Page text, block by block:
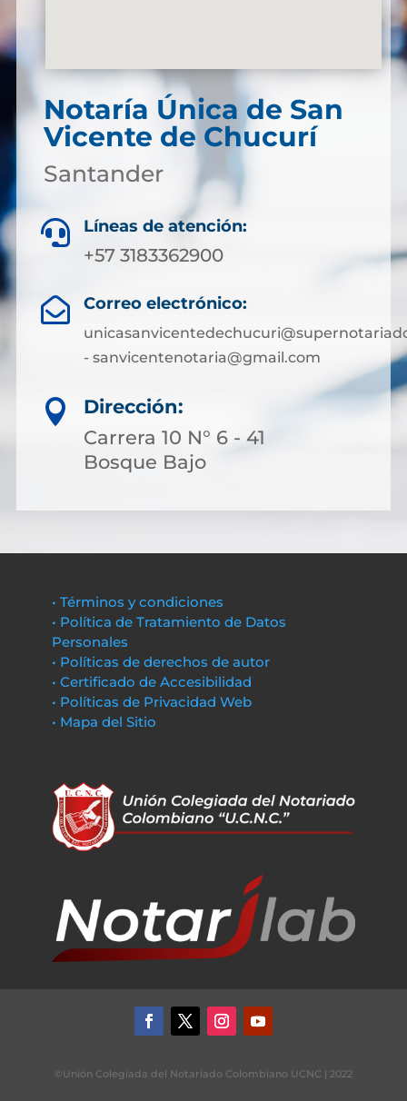
Notaría Única de San
Vicente de Chucurí
Santander
 Líneas de atención:
+57 3183362900
 Correo electrónico:
- sanvicentenotaria@gmail.com

Dirección:
Carrera 10 N° 6 - 41
Bosque Bajo
• Términos y condiciones
• Política de Tratamiento de Datos
Personales
• Políticas de derechos de autor
• Certificado de Accesibilidad
• Políticas de Privacidad Web
• Mapa del Sitio
©Unión Colegiada del Notariado Colombiano UCNC | 2022